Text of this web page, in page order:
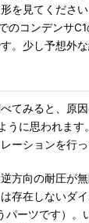
を見てくださ
のコンデンサ
。少し予想外な
てみると、原
うに思われま
ーションを行っ
方向の耐圧が
存在しないダ
パーツです）。